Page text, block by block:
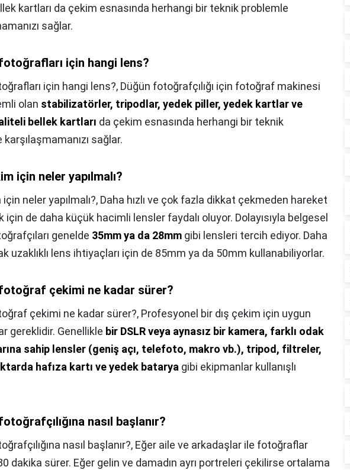
kartları da çekim esnasında herhangi bir teknik problemle
sağlar.
için hangi lens?
için hangi lens?, Düğün fotoğrafçılığı için fotoğraf makinesi
olan stabilizatörler, tripodlar, yedek piller, yedek kartlar ve
bellek kartları da çekim esnasında herhangi bir teknik
sağlar.
için neler yapılmalı?
için neler yapılmalı?, Daha hızlı ve çok fazla dikkat çekmeden hareket
için de daha küçük hacimli lensler faydalı oluyor. Dolayısıyla belgesel
genelde 35mm ya da 28mm gibi lensleri tercih ediyor. Daha
uzaklıklı lens ihtiyaçları için de 85mm ya da 50mm kullanabiliyorlar.
çekimi ne kadar sürer?
çekimi ne kadar sürer?, Profesyonel bir dış çekim için uygun
gereklidir. Genellikle bir DSLR veya aynasız bir kamera, farklı odak
sahip lensler (geniş açı, telefoto, makro vb.), tripod, filtreler,
hafıza kartı ve yedek batarya gibi ekipmanlar kullanışlı
nasıl başlanır?
nasıl başlanır?, Eğer aile ve arkadaşlar ile fotoğraflar
dakika sürer. Eğer gelin ve damadın ayrı portreleri çekilirse ortalama